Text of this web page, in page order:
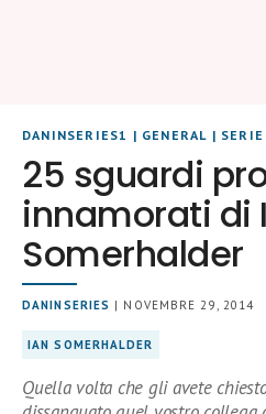
DANINSERIES1 | GENERAL |
25 sguardi
innamorati di
Somerhalder
DANINSERIES | NOVEMBRE 29, 2014
IAN SOMERHALDER
Quella volta che gli avete